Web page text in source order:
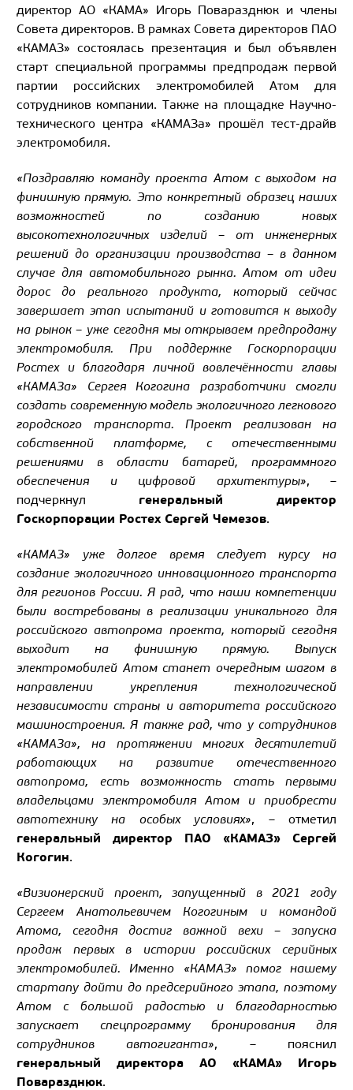
директор АО «КАМА» Игорь Поваразднюк и члены
Совета директоров. В рамках Совета директоров ПАО
«КАМАЗ» состоялась презентация и был объявлен
старт специальной программы предпродаж первой
партии российских электромобилей Атом для
сотрудников компании. Также на площадке Научно-
технического центра «КАМАЗа» прошёл тест-драйв
электромобиля.
«Поздравляю команду проекта Атом с выходом на
финишную прямую. Это конкретный образец наших
возможностей по созданию новых
высокотехнологичных изделий – от инженерных
решений до организации производства – в данном
случае для автомобильного рынка. Атом от идеи
дорос до реального продукта, который сейчас
завершает этап испытаний и готовится к выходу
на рынок – уже сегодня мы открываем предпродажу
электромобиля. При поддержке Госкорпорации
Ростех и благодаря личной вовлечённости главы
«КАМАЗа» Сергея Когогина разработчики смогли
создать современную модель экологичного легкового
городского транспорта. Проект реализован на
собственной платформе, с отечественными
решениями в области батарей, программного
обеспечения и цифровой архитектуры», –
подчеркнул генеральный директор
Госкорпорации Ростех Сергей Чемезов.
«КАМАЗ» уже долгое время следует курсу на
создание экологичного инновационного транспорта
для регионов России. Я рад, что наши компетенции
были востребованы в реализации уникального для
российского автопрома проекта, который сегодня
выходит на финишную прямую. Выпуск
электромобилей Атом станет очередным шагом в
направлении укрепления технологической
независимости страны и авторитета российского
машиностроения. Я также рад, что у сотрудников
«КАМАЗа», на протяжении многих десятилетий
работающих на развитие отечественного
автопрома, есть возможность стать первыми
владельцами электромобиля Атом и приобрести
автотехнику на особых условиях», – отметил
генеральный директор ПАО «КАМАЗ» Сергей
Когогин.
«Визионерский проект, запущенный в 2021 году
Сергеем Анатольевичем Когогиным и командой
Атома, сегодня достиг важной вехи – запуска
продаж первых в истории российских серийных
электромобилей. Именно «КАМАЗ» помог нашему
стартапу дойти до предсерийного этапа, поэтому
Атом с большой радостью и благодарностью
запускает спецпрограмму бронирования для
сотрудников автогиганта», – пояснил
генеральный директора АО «КАМА» Игорь
Поваразднюк.